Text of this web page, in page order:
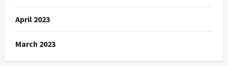
April 2023
March 2023